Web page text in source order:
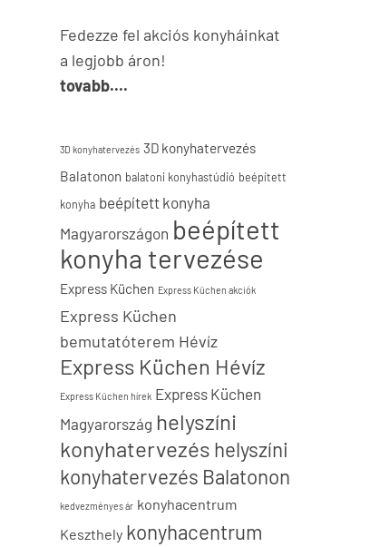
Fedezze fel akciós konyháinkat
a legjobb áron!
tovabb....
3D konyhatervezés 3D konyhatervezés
Balatonon balatoni konyhastúdió beépített
konyha beépített konyha
Magyarországon beépített
konyha tervezése
Express Küchen Express Küchen akciók
Express Küchen
bemutatóterem Hévíz
Express Küchen Hévíz
Express Küchen hírek Express Küchen
Magyarország helyszíni
konyhatervezés helyszíni
konyhatervezés Balatonon
kedvezményes ár konyhacentrum
Keszthely konyhacentrum